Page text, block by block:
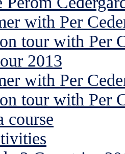
with Per
tour with Per
2013
with Per
tour with Per
course